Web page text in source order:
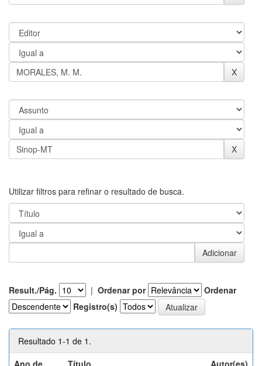
Utilizar filtros para refinar o resultado de busca.
Result./Pág. | Ordenar por
Ordenar
Registro(s)
Resultado 1-1 de 1.
Ano de
Título Autor(es)